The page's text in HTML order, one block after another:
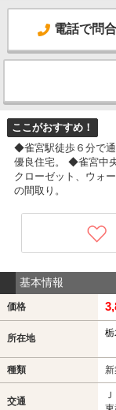
電話で問
ここがおすすめ！
◆雀宮駅徒歩６分で
優良住宅。 ◆雀宮中
クローゼット、ウォ
の間取り。
基本情報
価格
所在地 栃
種類 新
交通